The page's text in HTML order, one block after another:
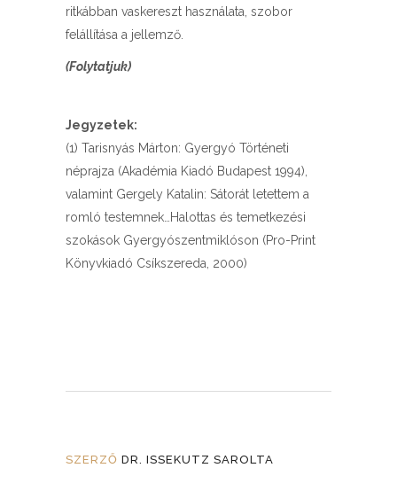
ritkábban vaskereszt használata, szobor
felállítása a jellemző.
(Folytatjuk)
Jegyzetek:
(1) Tarisnyás Márton: Gyergyó Történeti
néprajza (Akadémia Kiadó Budapest 1994),
valamint Gergely Katalin: Sátorát letettem a
romló testemnek…Halottas és temetkezési
szokások Gyergyószentmiklóson (Pro-Print
Könyvkiadó Csíkszereda, 2000)
SZERZŐ DR. ISSEKUTZ SAROLTA